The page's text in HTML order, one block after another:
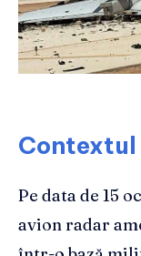
Pe data de 15
avion radar